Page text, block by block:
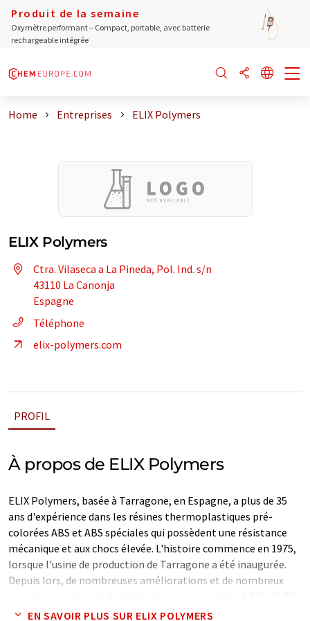
Produit de la semaine
Oxymètre performant – Compact, portable, avec batterie
rechargeable intégrée
Home Entreprises ELIX Polymers
ELIX Polymers
Ctra. Vilaseca a La Pineda, Pol. Ind. s/n
43110 La Canonja
Espagne
Téléphone
elix-polymers.com
PROFIL
À propos de ELIX Polymers
ELIX Polymers, basée à Tarragone, en Espagne, a plus de 35
ans d'expérience dans les résines thermoplastiques pré-
colorées ABS et ABS spéciales qui possèdent une résistance
mécanique et aux chocs élevée. L'histoire commence en 1975,
lorsque l'usine de production de Tarragone a été inaugurée.
Depuis lors, de nombreuses améliorations et de nombreux
une large gamme de grades ABS et de modificateurs de
EN SAVOIR PLUS SUR ELIX POLYMERS